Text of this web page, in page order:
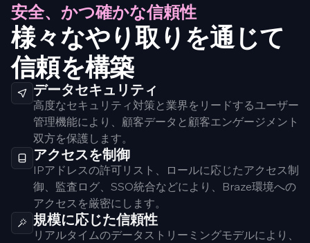
安全、かつ確かな信頼性
様々なやり取りを通じて
信頼を構築
データセキュリティ
高度なセキュリティ対策と業界をリードするユーザー
管理機能により、顧客データと顧客エンゲージメント
双方を保護します。
アクセスを制御
IPアドレスの許可リスト、ロールに応じたアクセス制
御、監査ログ、SSO統合などにより、Braze環境への
アクセスを厳密にします。
規模に応じた信頼性
リアルタイムのデータストリーミングモデルにより、